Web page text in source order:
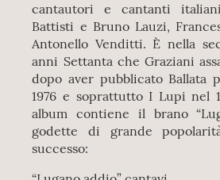
cantautori e cantanti
Battisti e Bruno Lauzi,
Antonello Venditti. È nella
anni Settanta che Graziani
dopo aver pubblicato Ballata
1976 e soprattutto I Lupi nel
album contiene il brano
godette di grande
successo: